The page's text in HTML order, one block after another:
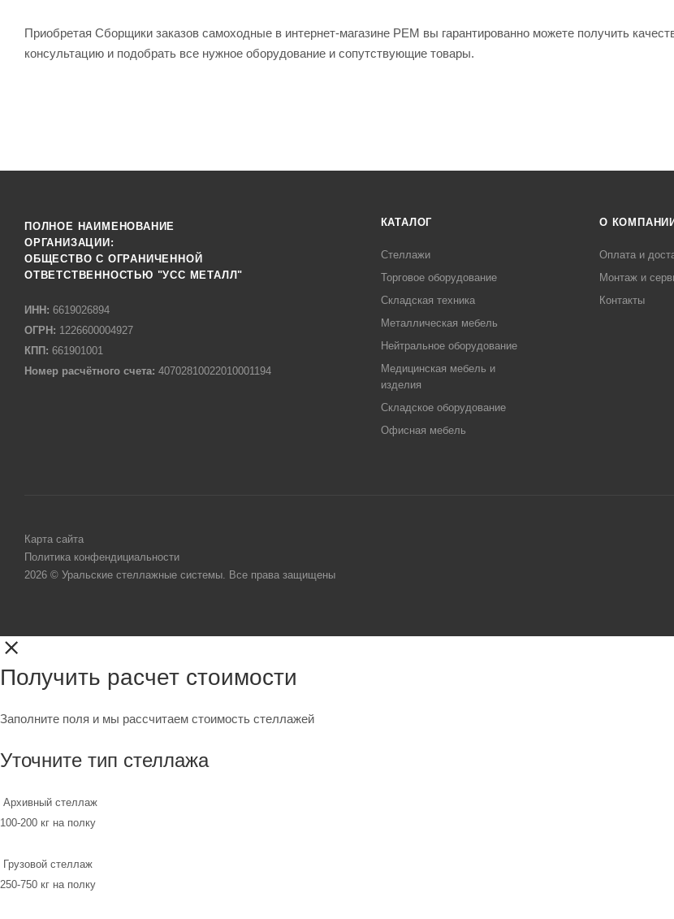
Приобретая Сборщики заказов самоходные в интернет-магазине РЕМ вы гарантированно можете получить
консультацию и подобрать все нужное оборудование и сопутствующие товары.
ПОЛНОЕ НАИМЕНОВАНИЕ
ОРГАНИЗАЦИИ:
ОБЩЕСТВО С ОГРАНИЧЕННОЙ
ОТВЕТСТВЕННОСТЬЮ "УСС МЕТАЛЛ"
ИНН: 6619026894
ОГРН: 1226600004927
КПП: 661901001
Номер расчётного счета: 40702810022010001194
КАТАЛОГ
Стеллажи
Торговое оборудование
Складская техника
Металлическая мебель
Нейтральное оборудование
Медицинская мебель и
изделия
Складское оборудование
Офисная мебель
О КОМПАНИИ
Оплата и
Монтаж и
Контакты
Карта сайта
Политика конфендициальности
2026 © Уральские стеллажные системы. Все права защищены
Получить расчет стоимости
Заполните поля и мы рассчитаем стоимость стеллажей
Уточните тип стеллажа
Архивный стеллаж
100-200 кг на полку
Грузовой стеллаж
250-750 кг на полку